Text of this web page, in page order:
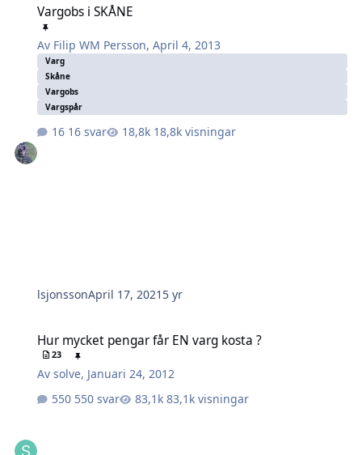
Vargobs i SKÅNE
Av Filip WM Persson,April 4, 2013
Varg
Skåne
Vargobs
Vargspår
16 svar 18,8k visningar
lsjonssonApril 17, 2021 5 yr
Hur mycket pengar får EN varg kosta ?
23
Avsolve, Januari 24, 2012
550 svar
83,1k visningar